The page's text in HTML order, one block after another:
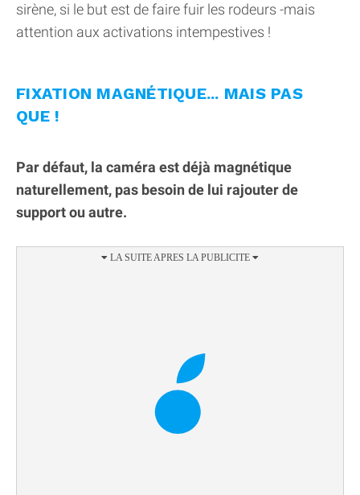
sirène, si le but est de faire fuir les rodeurs -mais
attention aux activations intempestives !
FIXATION MAGNÉTIQUE... MAIS PAS
QUE !
Par défaut, la caméra est déjà magnétique
naturellement, pas besoin de lui rajouter de
support ou autre.